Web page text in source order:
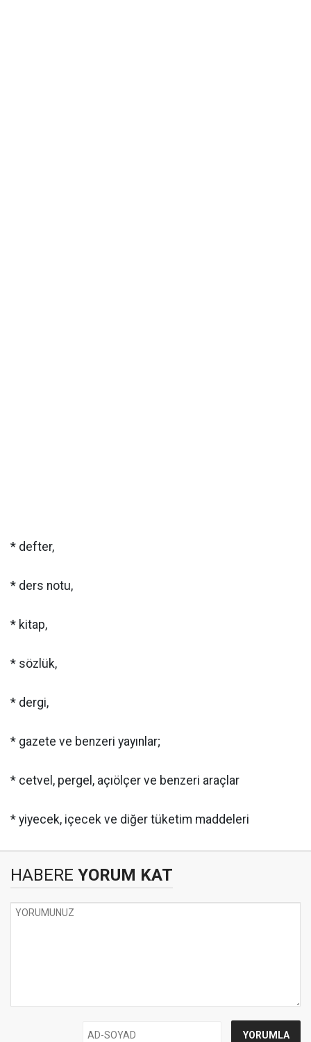
* defter,
* ders notu,
* kitap,
* sözlük,
* dergi,
* gazete ve benzeri yayınlar;
* cetvel, pergel, açıölçer ve benzeri araçlar
* yiyecek, içecek ve diğer tüketim maddeleri
HABERE YORUM KAT